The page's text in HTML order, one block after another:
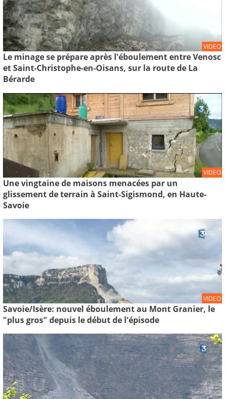
VIDEO
Le minage se prépare après l'éboulement entre Venosc
et Saint-Christophe-en-Oisans, sur la route de La
Bérarde
VIDEO
Une vingtaine de maisons menacées par un
glissement de terrain à Saint-Sigismond, en Haute-
Savoie
VIDEO
Savoie/Isère: nouvel éboulement au Mont Granier, le
"plus gros" depuis le début de l'épisode